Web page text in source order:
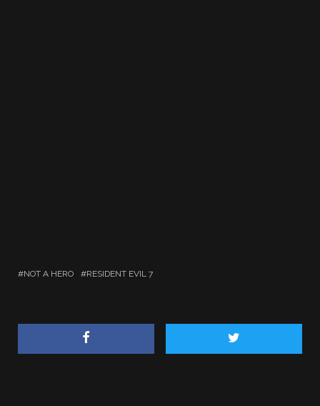
NOT A HERO RESIDENT EVIL 7